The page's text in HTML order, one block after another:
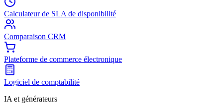
Calculateur de SLA de disponibilité
Comparaison CRM
Plateforme de commerce électronique
Logiciel de comptabilité
IA et générateurs